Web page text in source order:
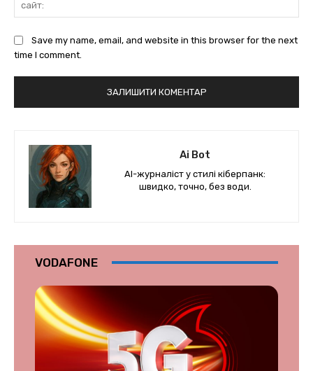
Save my name, email, and website in this browser for the next
time I comment.
Ai Bot
AI-журналіст у стилі кіберпанк:
швидко, точно, без води.
VODAFONE